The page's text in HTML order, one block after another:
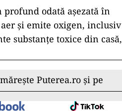
profund odată așezată în
şi emite oxigen, inclusiv
substanţe toxice din casă,
Puterea.ro și pe